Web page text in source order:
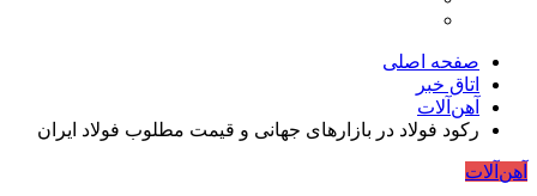
صفحه اصلی
اتاق خبر
آهن‌آلات
رکود فولاد در بازارهای جهانی و قیمت مطلوب فولاد ایران
آهن‌آلات